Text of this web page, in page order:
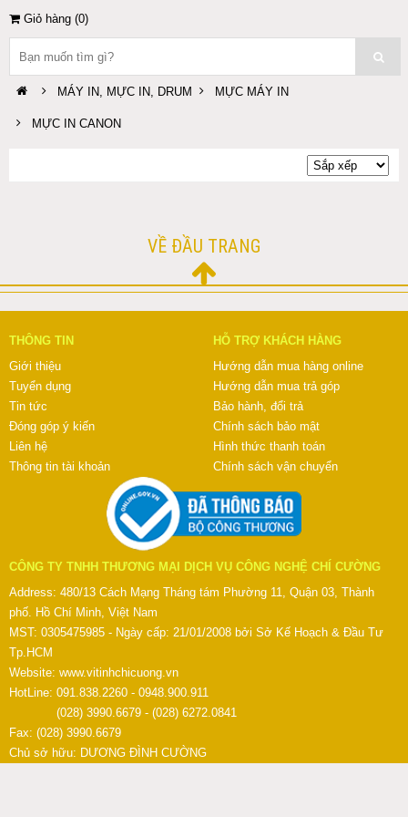
Giỏ hàng (0)
MÁY IN, MỰC IN, DRUM MỰC MÁY IN
MỰC IN CANON
VỀ ĐẦU TRANG
THÔNG TIN
Giới thiệu
Tuyển dụng
Tin tức
Đóng góp ý kiến
Liên hệ
Thông tin tài khoản
HỖ TRỢ KHÁCH HÀNG
Hướng dẫn mua hàng online
Hướng dẫn mua trả góp
Bảo hành, đổi trả
Chính sách bảo mật
Hình thức thanh toán
Chính sách vận chuyển
CÔNG TY TNHH THƯƠNG MẠI DỊCH VỤ CÔNG NGHỆ CHÍ CƯỜNG
Address: 480/13 Cách Mạng Tháng tám Phường 11, Quận 03, Thành
phố. Hồ Chí Minh, Việt Nam
MST: 0305475985 - Ngày cấp: 21/01/2008 bởi Sở Kế Hoạch & Đầu Tư
Tp.HCM
Website: www.vitinhchicuong.vn
HotLine: 091.838.2260 - 0948.900.911
(028) 3990.6679 - (028) 6272.0841
Fax: (028) 3990.6679
Chủ sở hữu: DƯƠNG ĐÌNH CƯỜNG